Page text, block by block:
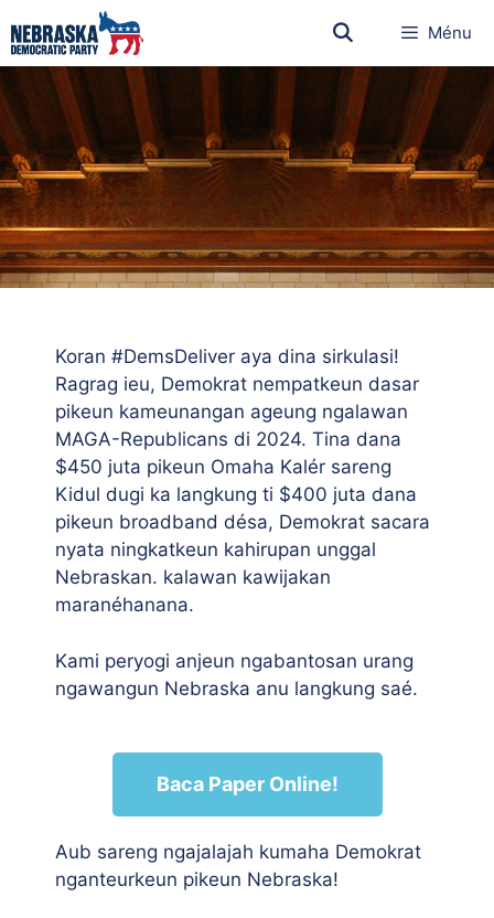
Ménu
Koran #DemsDeliver aya dina sirkulasi!
Ragrag ieu, Demokrat nempatkeun dasar
pikeun kameunangan ageung ngalawan
MAGA-Republicans di 2024. Tina dana
$450 juta pikeun Omaha Kalér sareng
Kidul dugi ka langkung ti $400 juta dana
pikeun broadband désa, Demokrat sacara
nyata ningkatkeun kahirupan unggal
Nebraskan. kalawan kawijakan
maranéhanana.
Kami peryogi anjeun ngabantosan urang
ngawangun Nebraska anu langkung saé.
Baca Paper Online!
Aub sareng ngajalajah kumaha Demokrat
nganteurkeun pikeun Nebraska!